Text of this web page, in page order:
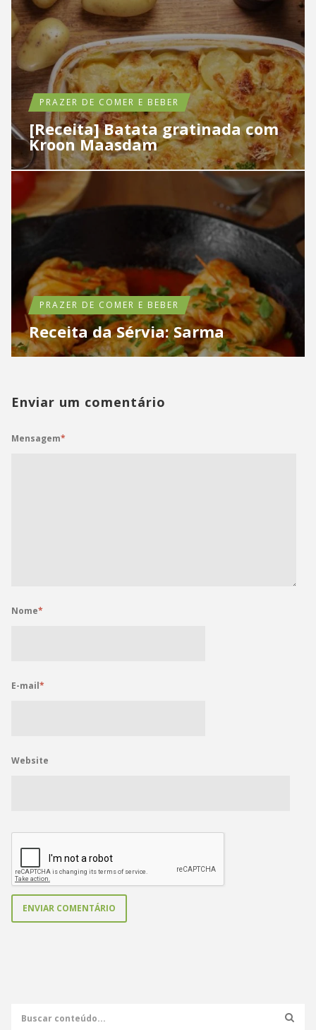
PRAZER DE COMER E BEBER
[Receita] Batata gratinada com
Kroon Maasdam
PRAZER DE COMER E BEBER
Receita da Sérvia: Sarma
Enviar um comentário
Mensagem*
Nome*
E-mail*
Website